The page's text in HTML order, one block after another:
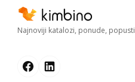
Najnoviji katalozi, ponude, popusti